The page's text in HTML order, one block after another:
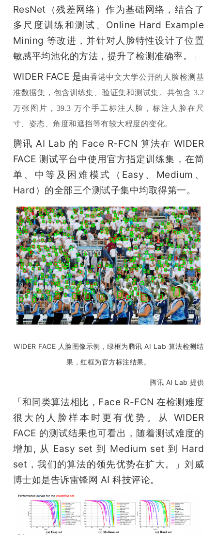
ResNet（残差网络）作为基础网络，结合了
多尺度训练和测试、Online Hard Example
Mining 等改进，并针对人脸特性设计了位置
敏感平均池化的方法，提升了检测准确率。」
WIDER FACE 是由香港中文大学公开的人脸检测基
准数据集，包含训练集、验证集和测试集。共包含 3.2
万张图片，39.3 万个手工标注人脸，标注人脸在尺
寸、姿态、角度和遮挡等有较大程度的变化。
腾讯 AI Lab 的 Face R-FCN 算法在 WIDER
FACE 测试平台中使用官方指定训练集，在简
单、中等及困难模式（Easy、Medium、
Hard）的全部三个测试子集中均取得第一。
WIDER FACE 人脸图像示例，绿框为腾讯 AI Lab 算法检测结
果，红框为官方标注结果。
腾讯 AI Lab 提供
「和同类算法相比，Face R-FCN 在检测难度
很大的人脸样本时更有优势。从 WIDER
FACE 的测试结果也可看出，随着测试难度的
增加, 从 Easy set 到 Medium set 到 Hard
set，我们的算法的领先优势在扩大。」刘威
博士如是告诉雷锋网 AI 科技评论。